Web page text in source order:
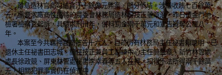
離島造林官商勾結貪汙十餘億元弊案，部分偵結。涉嫌收賄七百餘萬
元，還要求廠商性招待的農委會林務局造林科技正董章治，昨日遭金門地
檢署檢察官起訴，具體求刑卅年，併科罰金兩千萬元和宣告褫奪公權八
年。
本案至今共羈押官商被告十六人，目前仍有林務局主任祕書賴聰明、已
退休主任祕書田志城、簡任技正兼員工訓練中心主任簡益章、新竹林管處
處長徐政競、屏東林管處祕書李幸春等五人在押，扣得不法所得兩千餘萬
元，相關犯罪事實仍在偵查中。